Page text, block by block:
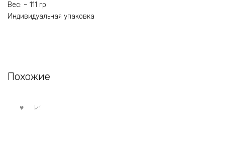
Вес: ~ 111 гр
Индивидуальная упаковка
Похожие